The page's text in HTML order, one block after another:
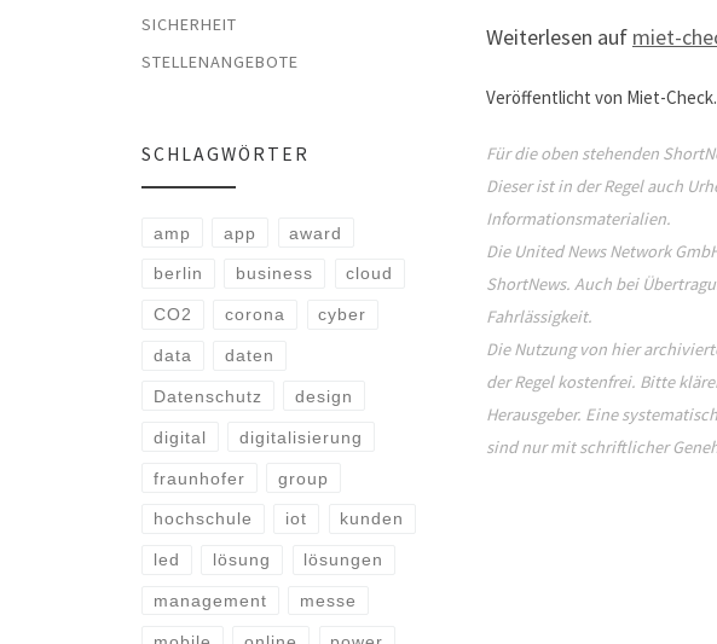
Weiterlesen auf miet-
Veröffentlicht von Miet-
Für die oben stehenden
Dieser ist in der Regel auch
Informationsmaterialien.
Die United News Network
ShortNews. Auch bei
Fahrlässigkeit.
Die Nutzung von hier
der Regel kostenfrei. Bitte
Herausgeber. Eine
sind nur mit schriftlicher
SICHERHEIT
STELLENANGEBOTE
SCHLAGWÖRTER
amp app award
berlin business cloud
CO2 corona cyber
data daten
Datenschutz design
digital digitalisierung
fraunhofer group
hochschule iot kunden
led lösung lösungen
management messe